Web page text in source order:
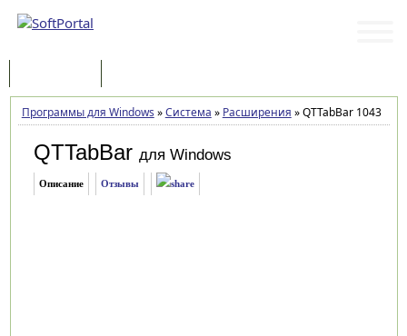
Программы для Windows »Система » Расширения »QTTabBar 1043
QTTabBar для Windows
Описание Отзывы